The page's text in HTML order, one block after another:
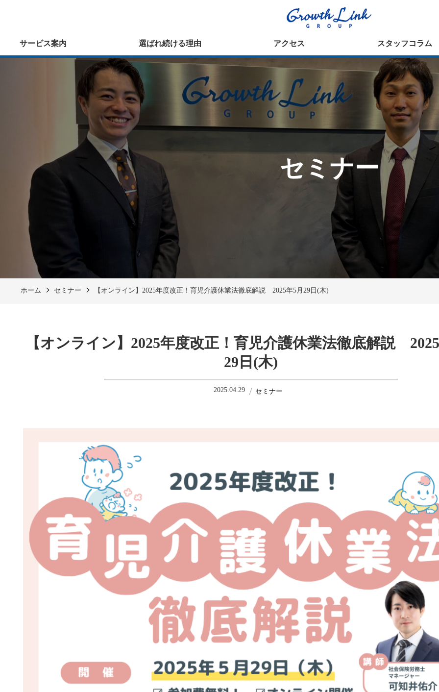
サービス案内 選ばれ続ける理由 アクセス スタッフコラム
セミナー
ホーム セミナー 【オンライン】2025年度改正！育児介護休業法徹底解説 2025年5月29日(木)
【オンライン】2025年度改正！育児介護休業法徹底解説 2025
29日(木)
2025.04.29 セミナー